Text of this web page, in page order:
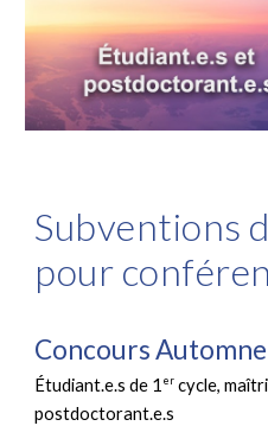
Subventions
pour
Concours
Étudiant.e.s de 1 er cycle,
postdoctorant.e.s